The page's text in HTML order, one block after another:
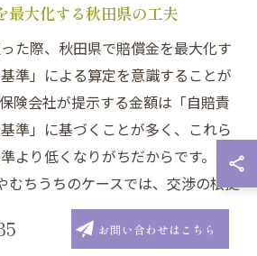
最大化する秋田県の工夫
た際、秋田県で賠償金を最大化す
準」による算定を意識することが
険会社が提示する金額は「自賠責
準」に基づくことが多く、これら
より低くなりがちだからです。特
むちうちのケースでは、交渉の根拠
理解し、医学的証拠や通院実績をし
とが賠償金アップにつながりま
お問い合わせはこちら